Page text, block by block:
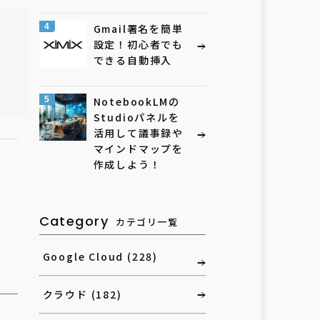
4
Gmail署名を簡単
設定！初心者でも
できる自動挿入
5
NotebookLMの
Studioパネルを
活用して議事録や
マインドマップを
作成しよう！
Category カテゴリ一覧
Google Cloud (228)
クラウド (182)